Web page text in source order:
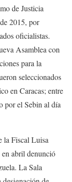
de Justicia
2015, por
oficialistas.
Asamblea con
para la
seleccionados
en Caracas; entre
por el Sebin al día
la Fiscal Luisa
abril denunció
La Sala